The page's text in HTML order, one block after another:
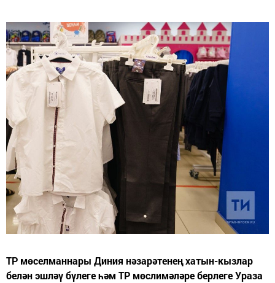
ТР мөселманнары Диния нәзарәтенең хатын-кызлар
белән эшләү бүлеге һәм ТР мөслимәләре берлеге Ураза